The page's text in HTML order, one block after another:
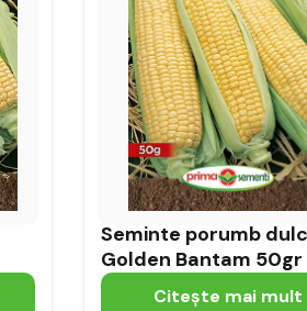
Seminte porumb
Golden Bantam 50gr
Citeşte mai mult